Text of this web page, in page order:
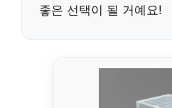
좋은 선택이 될 거예요!